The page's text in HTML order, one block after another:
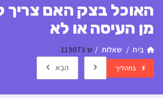
האוכל בצק האם צריך
מן העיסה או לא
בַּיִת / שאלות / ש 119073
הַבָּא
בתהליך